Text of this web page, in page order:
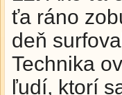
ťa ráno
deň
Technika
ľudí, ktorí